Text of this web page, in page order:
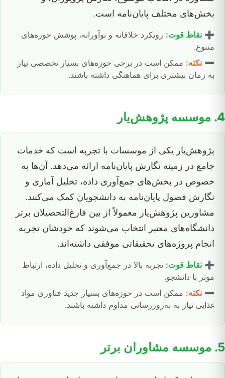
بخش‌های مختلف پایان‌نامه است.
➕ نقاط قوت: رویکرد خلاقانه و نوآورانه، پوشش حوزه‌های
متنوع.
➖ نکته: ممکن است در برخی حوزه‌های بسیار تخصصی نیاز
به زمان بیشتری برای هماهنگی داشته باشند.
4. موسسه پژوهش‌یار
پژوهش‌یار یکی از موسسات با تجربه است که خدمات
جامع در زمینه نگارش پایان‌نامه ارائه می‌دهد. آن‌ها به
خصوص در بخش‌های جمع‌آوری داده، تحلیل آماری و
نگارش فصول پایان‌نامه به دانشجویان کمک می‌کنند.
مشاورین پژوهش‌یار معمولاً از بین فارغ‌التحصیلان برتر
دانشگاه‌های معتبر انتخاب می‌شوند که خودشان تجربه
انجام پروژه‌های تحقیقاتی موفقی داشته‌اند.
➕ نقاط قوت: تجربه بالا در جمع‌آوری و تحلیل داده، ارتباط
موثر با دانشجو.
➖ نکته: ممکن است در حوزه‌های بسیار جدید فناوری مواد
غذایی نیاز به به‌روزرسانی مداوم داشته باشند.
5. موسسه مشاوران برتر